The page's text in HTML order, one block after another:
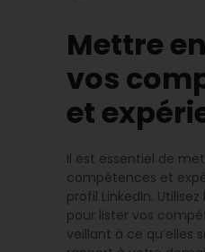
Mettre
vos
et
Il est essentiel de
compétences et
profil LinkedIn.
pour lister vos
veillant à ce qu’elles